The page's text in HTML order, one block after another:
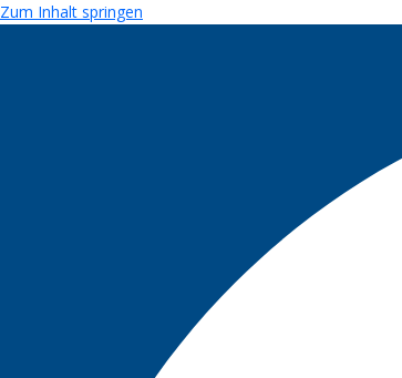
Zum Inhalt springen